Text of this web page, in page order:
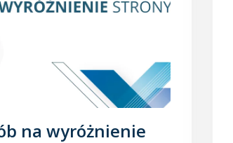
na wyróżnienie